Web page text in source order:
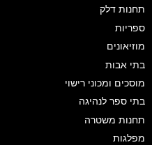
תחנות דלק
ספריות
מוזיאונים
בתי אבות
מוסכים ומכוני רישוי
בתי ספר לנהיגה
תחנות משטרה
מפלגות